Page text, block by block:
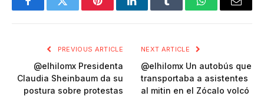
FacebookTwitter PinterestLinkedInTumblr WhatsAppEmail
PREVIOUS ARTICLE
@elhilomx Presidenta
Claudia Sheinbaum da su
postura sobre protestas
NEXT ARTICLE
@elhilomx Un autobús que
transportaba a asistentes
al mitin en el Zócalo volcó